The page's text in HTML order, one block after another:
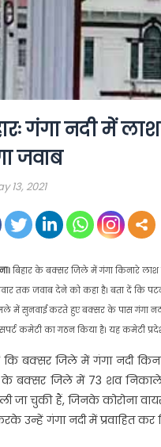
गंगा नदी में
जवाब
13, 2021
बिहार के बक्सर जिले में गंगा किनारे लाश
तक जवाब देने को कहा है। बता दें कि
में सुनवाई करते हुए बक्सर के पास गंगा
कमेटी का गठन किया है। यह कमेटी
कि बक्सर जिले में गंगा नदी
के बक्सर जिले में 73 शव
जा चुकी हैं, जिनके कोरोना
उन्हें गंगा नदी में प्रवाहित कर